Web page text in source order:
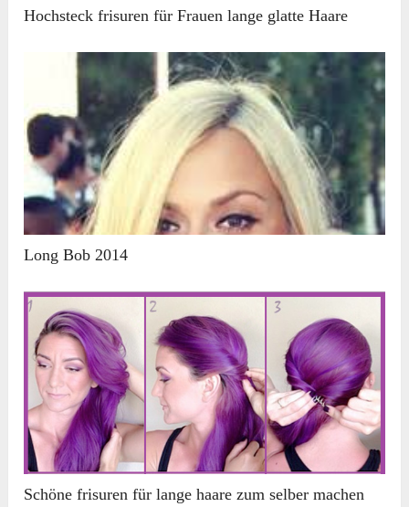
Hochsteck frisuren für Frauen lange glatte Haare
Long Bob 2014
Schöne frisuren für lange haare zum selber machen